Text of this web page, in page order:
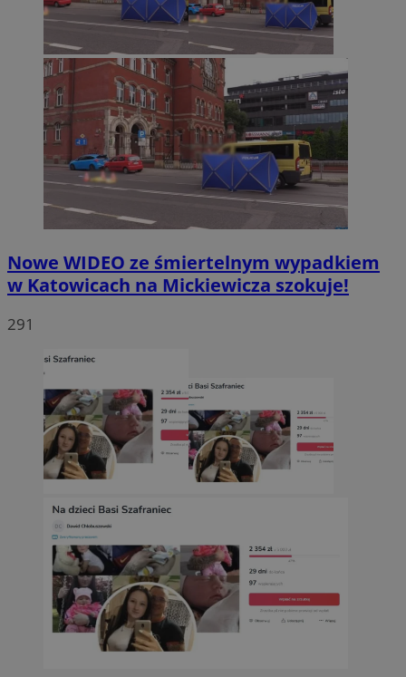
Nowe WIDEO ze śmiertelnym wypadkiem
w Katowicach na Mickiewicza szokuje!
291